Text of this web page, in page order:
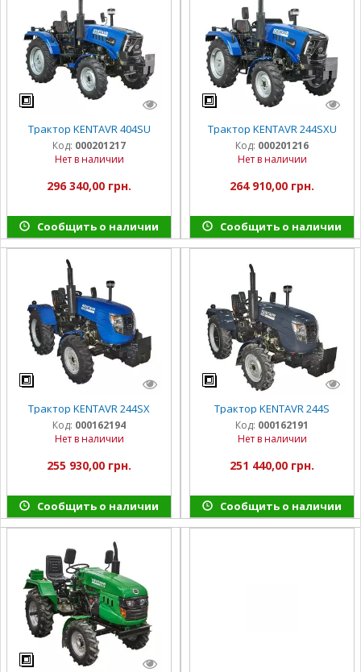
Трактор KENTAVR 404SU
Код: 000201217
Нет в наличии
296 340,00 грн.
Сообщить о наличии
Трактор KENTAVR 244SXU
Код: 000201216
Нет в наличии
264 910,00 грн.
Сообщить о наличии
Трактор KENTAVR 244SX
Код: 000162194
Нет в наличии
255 930,00 грн.
Сообщить о наличии
Трактор KENTAVR 244S
Код: 000162191
Нет в наличии
251 440,00 грн.
Сообщить о наличии